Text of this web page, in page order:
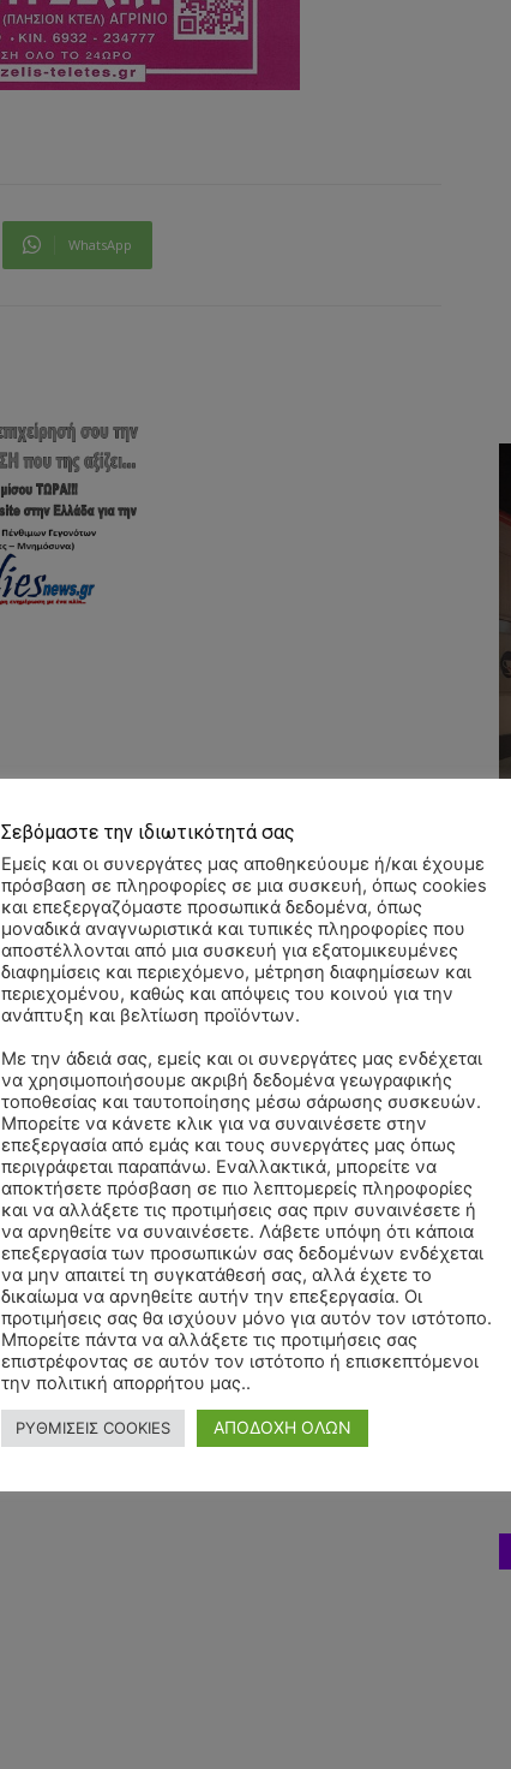
WhatsApp
Σεβόμαστε την ιδιωτικότητά σας
Εμείς και οι συνεργάτες μας αποθηκεύουμε ή/και έχουμε
πρόσβαση σε πληροφορίες σε μια συσκευή, όπως cookies
και επεξεργαζόμαστε προσωπικά δεδομένα, όπως
μοναδικά αναγνωριστικά και τυπικές πληροφορίες που
αποστέλλονται από μια συσκευή για εξατομικευμένες
διαφημίσεις και περιεχόμενο, μέτρηση διαφημίσεων και
περιεχομένου, καθώς και απόψεις του κοινού για την
ανάπτυξη και βελτίωση προϊόντων.
Με την άδειά σας, εμείς και οι συνεργάτες μας ενδέχεται
να χρησιμοποιήσουμε ακριβή δεδομένα γεωγραφικής
τοποθεσίας και ταυτοποίησης μέσω σάρωσης συσκευών.
Μπορείτε να κάνετε κλικ για να συναινέσετε στην
επεξεργασία από εμάς και τους συνεργάτες μας όπως
περιγράφεται παραπάνω. Εναλλακτικά, μπορείτε να
αποκτήσετε πρόσβαση σε πιο λεπτομερείς πληροφορίες
και να αλλάξετε τις προτιμήσεις σας πριν συναινέσετε ή
να αρνηθείτε να συναινέσετε. Λάβετε υπόψη ότι κάποια
επεξεργασία των προσωπικών σας δεδομένων ενδέχεται
να μην απαιτεί τη συγκατάθεσή σας, αλλά έχετε το
δικαίωμα να αρνηθείτε αυτήν την επεξεργασία. Οι
προτιμήσεις σας θα ισχύουν μόνο για αυτόν τον ιστότοπο.
Μπορείτε πάντα να αλλάξετε τις προτιμήσεις σας
επιστρέφοντας σε αυτόν τον ιστότοπο ή επισκεπτόμενοι
την πολιτική απορρήτου μας..
ΡΥΘΜΙΣΕΙΣ COOKIES ΑΠΟΔΟΧΗ ΟΛΩΝ